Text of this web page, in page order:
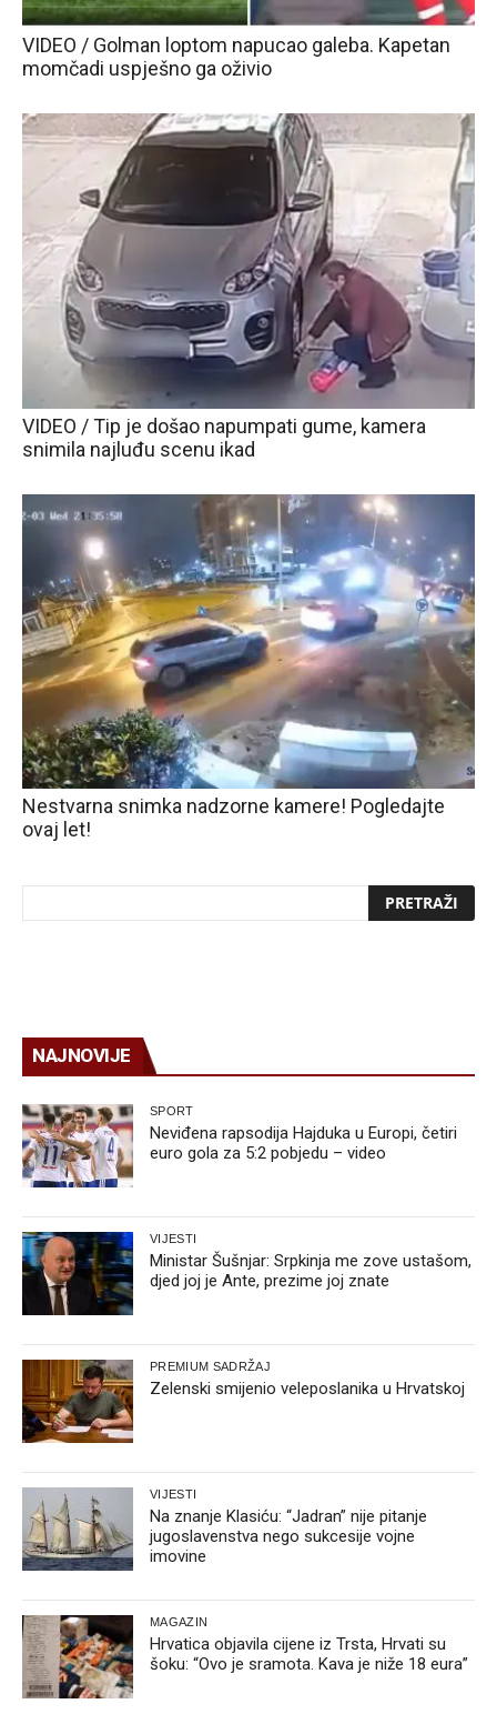
VIDEO / Golman loptom napucao galeba. Kapetan
momčadi uspješno ga oživio
VIDEO / Tip je došao napumpati gume, kamera
snimila najluđu scenu ikad
Nestvarna snimka nadzorne kamere! Pogledajte
ovaj let!
NAJNOVIJE
SPORT
Neviđena rapsodija Hajduka u Europi, četiri
euro gola za 5:2 pobjedu – video
VIJESTI
Ministar Šušnjar: Srpkinja me zove ustašom,
djed joj je Ante, prezime joj znate
PREMIUM SADRŽAJ
Zelenski smijenio veleposlanika u Hrvatskoj
VIJESTI
Na znanje Klasiću: “Jadran” nije pitanje
jugoslavenstva nego sukcesije vojne
imovine
MAGAZIN
Hrvatica objavila cijene iz Trsta, Hrvati su
šoku: “Ovo je sramota. Kava je niže 18 eura”